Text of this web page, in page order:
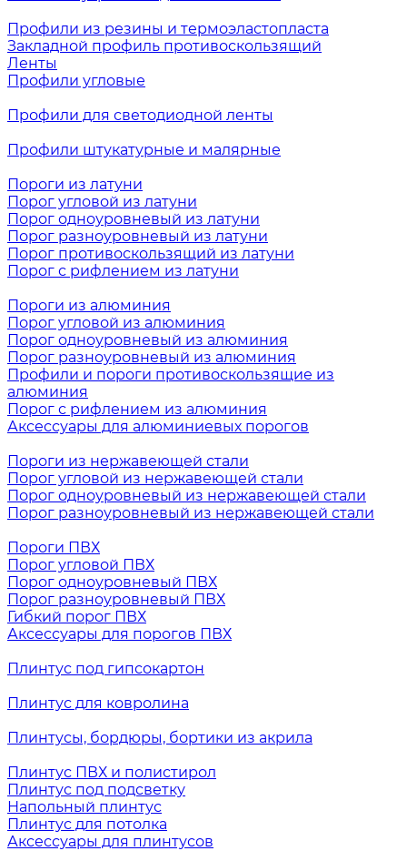
Профили из резины и термоэластопласта
Закладной профиль противоскользящий
Ленты
Профили угловые
Профили для светодиодной ленты
Профили штукатурные и малярные
Пороги из латуни
Порог угловой из латуни
Порог одноуровневый из латуни
Порог разноуровневый из латуни
Порог противоскользящий из латуни
Порог с рифлением из латуни
Пороги из алюминия
Порог угловой из алюминия
Порог одноуровневый из алюминия
Порог разноуровневый из алюминия
Профили и пороги противоскользящие из
алюминия
Порог с рифлением из алюминия
Аксессуары для алюминиевых порогов
Пороги из нержавеющей стали
Порог угловой из нержавеющей стали
Порог одноуровневый из нержавеющей стали
Порог разноуровневый из нержавеющей стали
Пороги ПВХ
Порог угловой ПВХ
Порог одноуровневый ПВХ
Порог разноуровневый ПВХ
Гибкий порог ПВХ
Аксессуары для порогов ПВХ
Плинтус под гипсокартон
Плинтус для ковролина
Плинтусы, бордюры, бортики из акрила
Плинтус ПВХ и полистирол
Плинтус под подсветку
Напольный плинтус
Плинтус для потолка
Аксессуары для плинтусов